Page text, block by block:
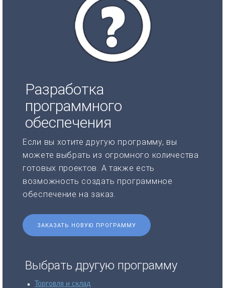
Разработка
программного
обеспечения
Если вы хотите другую программу, вы
можете выбрать из огромного количества
готовых проектов. А также есть
возможность создать программное
обеспечение на заказ.
ЗАКАЗАТЬ НОВУЮ ПРОГРАММУ
Выбрать другую программу
Торговля и склад